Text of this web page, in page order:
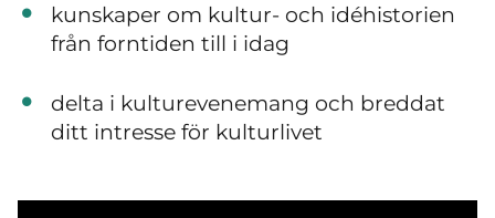
kunskaper om kultur- och idéhistorien
från forntiden till i idag
delta i kulturevenemang och breddat
ditt intresse för kulturlivet